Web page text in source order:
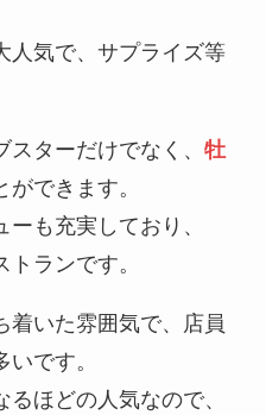
人気で、サプライズ等
ターだけでなく、 牡
ができます。
も充実しており、
ランです。
着いた雰囲気で、店員
です。
るほどの人気なので、